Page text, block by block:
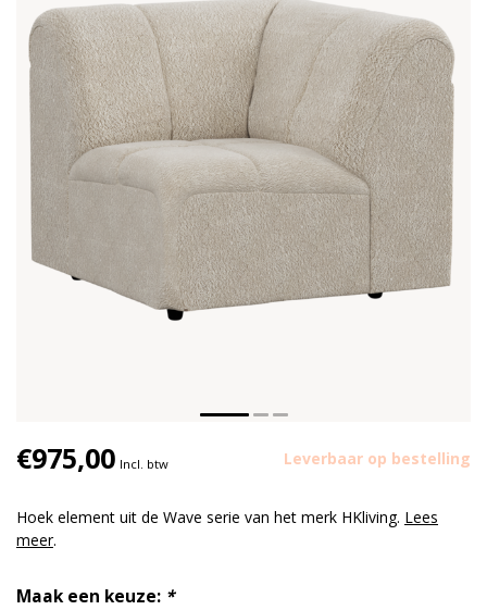
€975,00 Incl. btw Leverbaar op bestelling
Hoek element uit de Wave serie van het merk HKliving. Lees
meer.
Maak een keuze: *